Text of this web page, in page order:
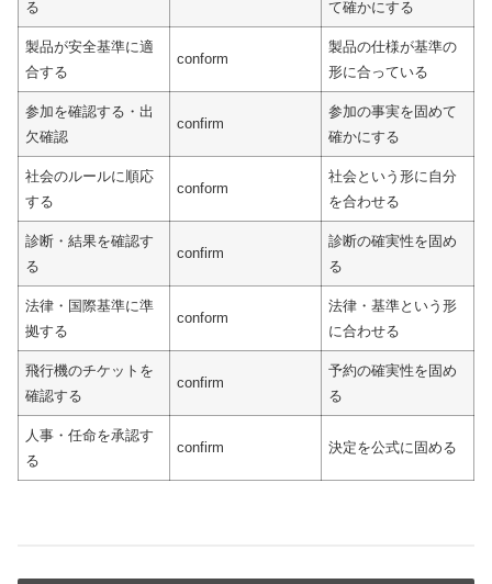
る
て確かにする
製品が安全基準に適
合する
conform
製品の仕様が基準の
形に合っている
参加を確認する・出
欠確認
confirm
参加の事実を固めて
確かにする
社会のルールに順応
する
conform
社会という形に自分
を合わせる
診断・結果を確認す
る
confirm
診断の確実性を固め
る
法律・国際基準に準
拠する
conform
法律・基準という形
に合わせる
飛行機のチケットを
確認する
confirm
予約の確実性を固め
る
人事・任命を承認す
る
confirm 決定を公式に固める